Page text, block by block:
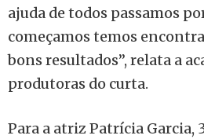
ajuda de todos passamos
começamos temos
bons resultados”, relata a
produtoras do curta.
Para a atriz Patrícia Garcia,